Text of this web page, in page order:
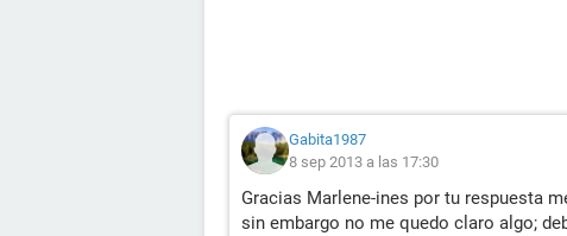
Gabita1987
8 sep 2013 a las 17:30
Gracias Marlene-ines por tu respuesta
sin embargo no me quedo claro algo;